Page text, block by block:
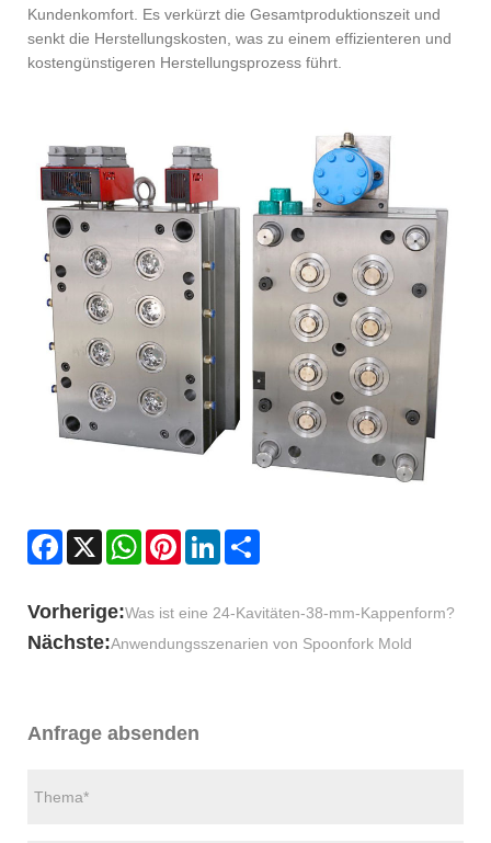
Kundenkomfort. Es verkürzt die Gesamtproduktionszeit und
senkt die Herstellungskosten, was zu einem effizienteren und
kostengünstigeren Herstellungsprozess führt.
Facebook
X WhatsAppPinterestLinkedIn
Vorherige:Was ist eine 24-Kavitäten-38-mm-Kappenform?
Nächste:Anwendungsszenarien von Spoonfork Mold
Anfrage absenden